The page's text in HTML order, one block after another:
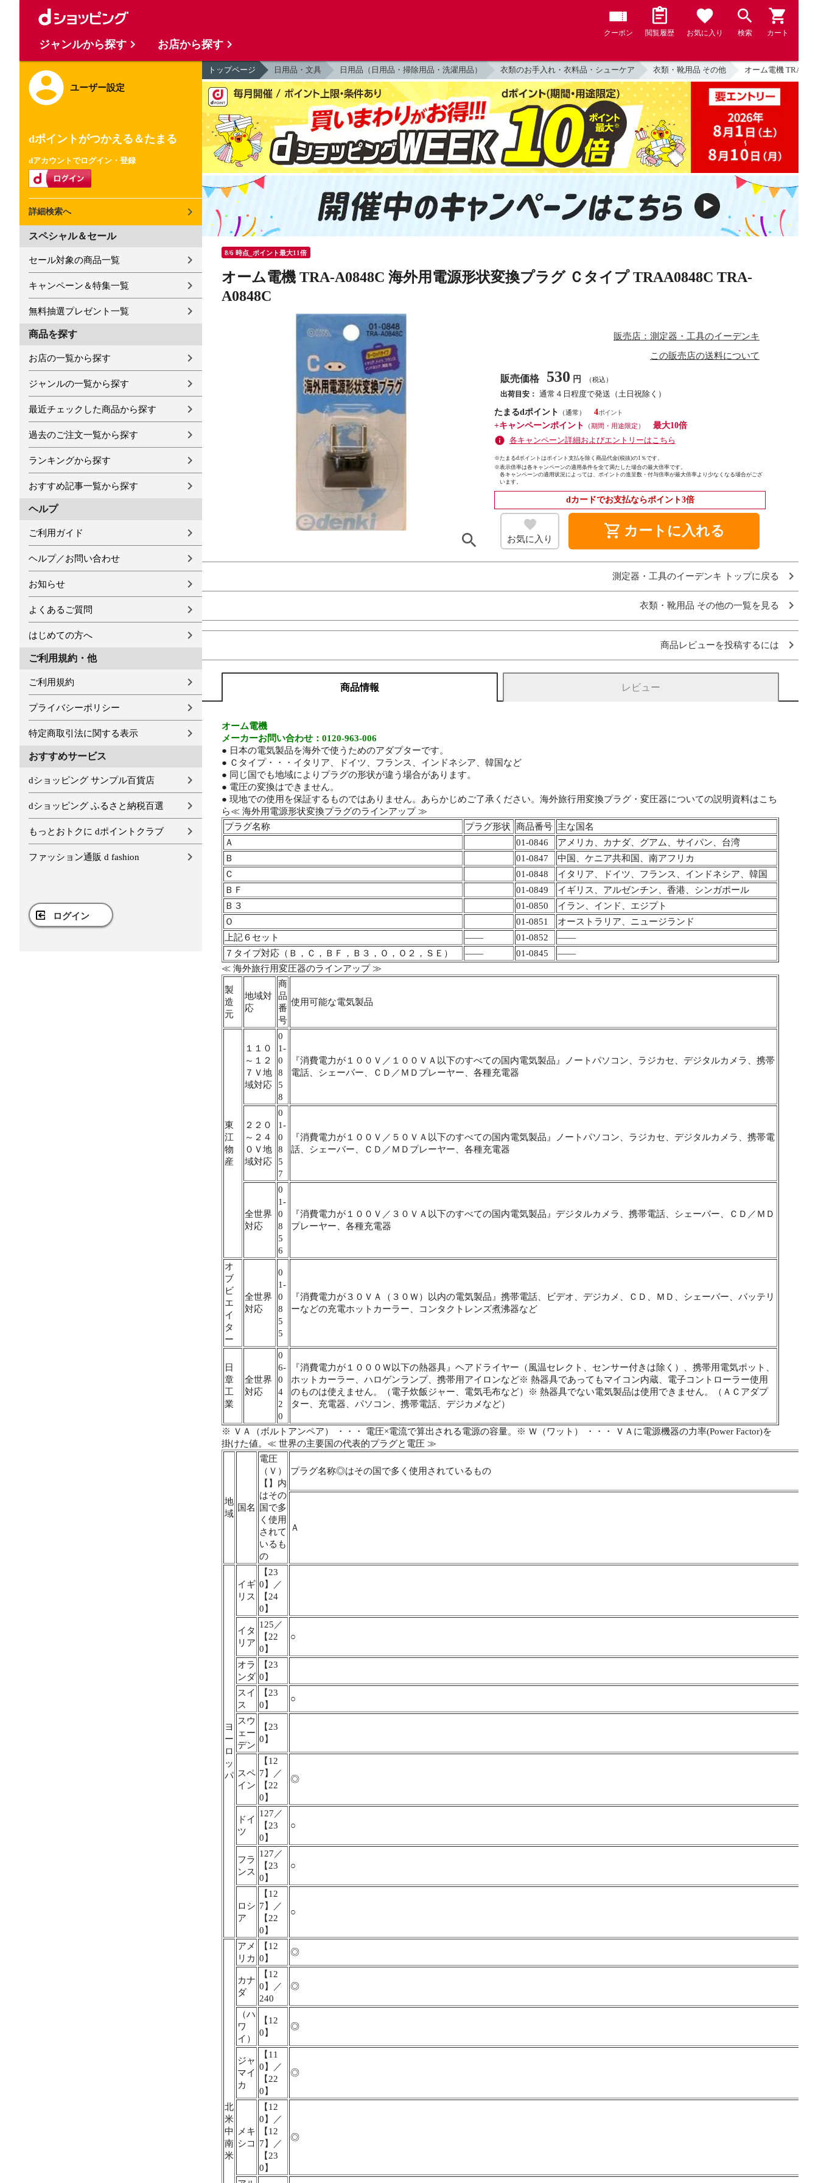
クーポン 閲覧履歴 お気に入り 検索 カート
ユーザー設定
dポイントがつかえる＆たまる
dアカウントでログイン・登録
詳細検索へ
スペシャル＆セール
セール対象の商品一覧
キャンペーン＆特集一覧
無料抽選プレゼント一覧
商品を探す
お店の一覧から探す
ジャンルの一覧から探す
最近チェックした商品から探す
過去のご注文一覧から探す
ランキングから探す
おすすめ記事一覧から探す
ヘルプ
ご利用ガイド
ヘルプ／お問い合わせ
お知らせ
よくあるご質問
はじめての方へ
ご利用規約・他
ご利用規約
プライバシーポリシー
特定商取引法に関する表示
おすすめサービス
dショッピング サンプル百貨店
dショッピング ふるさと納税百選
もっとおトクに dポイントクラブ
ファッション通販 d fashion
ログイン
トップページ 日用品・文具 日用品（日用品・掃除用品・洗濯用品） 衣類のお手入れ・衣料品・シューケア 衣類・靴用品 その他 オーム電機 TRA-
8/6 時点_ポイント最大11倍
オーム電機 TRA-A0848C 海外用電源形状変換プラグ Ｃタイプ TRAA0848C TRA-
A0848C
販売店：測定器・工具のイーデンキ
この販売店の送料について
販売価格 530 円 （税込）
出荷目安： 通常４日程度で発送（土日祝除く）
たまるdポイント
（通常）
4
+キャンペーンポイント
（期間・用途限定）
最大10倍
各キャンペーン詳細およびエントリーはこちら
※たまるdポイントはポイント支払を除く商品代金(税抜)の1％です。
※表示倍率は各キャンペーンの適用条件を全て満たした場合の最大倍率です。
各キャンペーンの適用状況によっては、ポイントの進呈数・付与倍率が最大倍率より少なくなる場合がござ
います。
dカードでお支払ならポイント3倍
お気に入り shopping_cart カートに入れる
測定器・工具のイーデンキ トップに戻る
衣類・靴用品 その他の一覧を見る
商品レビューを投稿するには
商品情報 レビュー
オーム電機
メーカーお問い合わせ：0120-963-006
● 日本の電気製品を海外で使うためのアダプターです。
● Ｃタイプ・・・イタリア、ドイツ、フランス、インドネシア、韓国など
● 同じ国でも地域によりプラグの形状が違う場合があります。
● 電圧の変換はできません。
● 現地での使用を保証するものではありません。あらかじめご了承ください。海外旅行用変換プラグ・変圧器についての説明資料はこち
ら≪ 海外用電源形状変換プラグのラインアップ ≫
プラグ名称
プラグ形状 商品番号 主な国名
Ａ
01-0846
アメリカ、カナダ、グアム、サイパン、台湾
Ｂ
01-0847
中国、ケニア共和国、南アフリカ
Ｃ
01-0848
イタリア、ドイツ、フランス、インドネシア、韓国
ＢＦ
01-0849
イギリス、アルゼンチン、香港、シンガポール
Ｂ３
01-0850
イラン、インド、エジプト
Ｏ
01-0851
オーストラリア、ニュージランド
上記６セット
―― 01-0852
――
７タイプ対応（Ｂ，Ｃ，ＢＦ，Ｂ３，Ｏ，Ｏ２，ＳＥ）
―― 01-0845
――
≪ 海外旅行用変圧器のラインアップ ≫
製
造
元
地域対
応
商
品
番
号
使用可能な電気製品
東
江
物
産
１１０
～１２
７Ｖ地
域対応
0
1-
0
8
5
8
『消費電力が１００Ｖ／１００ＶＡ以下のすべての国内電気製品』ノートパソコン、ラジカセ、デジタルカメラ、携帯
電話、シェーバー、ＣＤ／ＭＤプレーヤー、各種充電器
２２０
～２４
０Ｖ地
域対応
0
1-
0
8
5
7
『消費電力が１００Ｖ／５０ＶＡ以下のすべての国内電気製品』ノートパソコン、ラジカセ、デジタルカメラ、携帯電
話、シェーバー、ＣＤ／ＭＤプレーヤー、各種充電器
全世界
対応
0
1-
0
8
5
6
『消費電力が１００Ｖ／３０ＶＡ以下のすべての国内電気製品』デジタルカメラ、携帯電話、シェーバー、ＣＤ／ＭＤ
プレーヤー、各種充電器
オ
ブ
ビ
エ
イ
タ
ー
全世界
対応
0
1-
0
8
5
5
『消費電力が３０ＶＡ（３０Ｗ）以内の電気製品』携帯電話、ビデオ、デジカメ、ＣＤ、ＭＤ、シェーバー、バッテリ
ーなどの充電ホットカーラー、コンタクトレンズ煮沸器など
日
章
工
業
全世界
対応
0
6-
0
4
2
0
『消費電力が１０００Ｗ以下の熱器具』ヘアドライヤー（風温セレクト、センサー付きは除く）、携帯用電気ポット、
ホットカーラー、ハロゲンランプ、携帯用アイロンなど※ 熱器具であってもマイコン内蔵、電子コントローラー使用
のものは使えません。（電子炊飯ジャー、電気毛布など）※ 熱器具でない電気製品は使用できません。（ＡＣアダプ
ター、充電器、パソコン、携帯電話、デジカメなど）
※ ＶＡ（ボルトアンペア） ・・・ 電圧×電流で算出される電源の容量。※ Ｗ（ワット） ・・・ ＶＡに電源機器の力率(Power Factor)を
掛けた値。≪ 世界の主要国の代表的プラグと電圧 ≫
地
域
国名
電圧
（Ｖ）
【】内
はその
国で多
く使用
されて
いるも
の
プラグ名称◎はその国で多く使用されているもの
Ａ
ヨ
ー
ロ
ッ
パ
イギ
リス
【23
0】／
【24
0】
イタ
リア
125／
【22
0】
○
オラ
ンダ
【23
0】
スイ
ス
【23
0】
○
スウ
ェー
デン
【23
0】
スペ
イン
【12
7】／
【22
0】
◎
ドイ
ツ
127／
【23
0】
○
フラ
ンス
127／
【23
0】
○
ロシ
ア
【12
7】／
【22
0】
○
北
米
中
南
米
アメ
リカ
【12
0】
◎
カナ
ダ
【12
0】／
240
◎
（ハ
ワ
イ）
【12
0】
◎
ジャ
マイ
カ
【11
0】／
【22
0】
◎
メキ
シコ
【12
0】／
【12
7】／
【23
0】
◎
ジャンルから探す お店から探す